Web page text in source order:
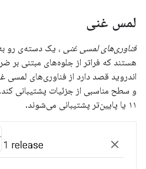
لمس غنی
فناوری‌های لمسی غنی ، یک دسته‌ی رو
هستند که فراتر از جلوه‌های مبتنی بر
اندروید قصد دارد از فناوری‌های لمسی
و سطح مناسبی از جزئیات پشتیبانی کند.
۱۱ یا پایین‌تر پشتیبانی می‌شوند.